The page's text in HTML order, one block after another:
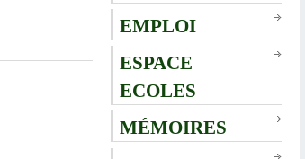
EMPLOI
ESPACE
ECOLES
MÉMOIRES